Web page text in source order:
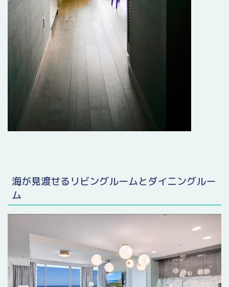
海が見渡せるリビングルームとダイニングルー
ム